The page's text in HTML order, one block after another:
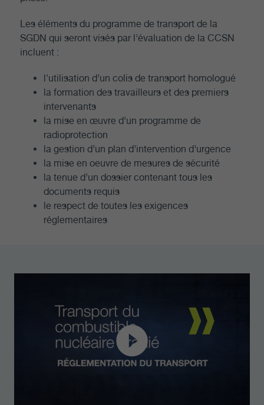
Les éléments du programme de transport de la
SGDN qui seront visés par l’évaluation de la CCSN
incluent :
l'utilisation d’un colis de transport homologué
la formation des travailleurs et des premiers
intervenants
la mise en œuvre d’un programme de
radioprotection
la gestion d’un plan d’intervention d’urgence
la mise en oeuvre de mesures de sécurité
la tenue d’un dossier contenant tous les
documents requis
le respect de toutes les exigences
réglementaires